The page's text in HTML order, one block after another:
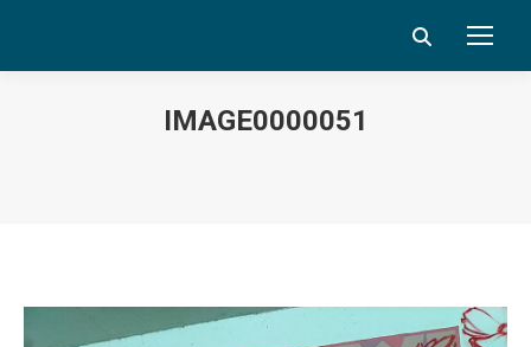
Search:
IMAGE0000051